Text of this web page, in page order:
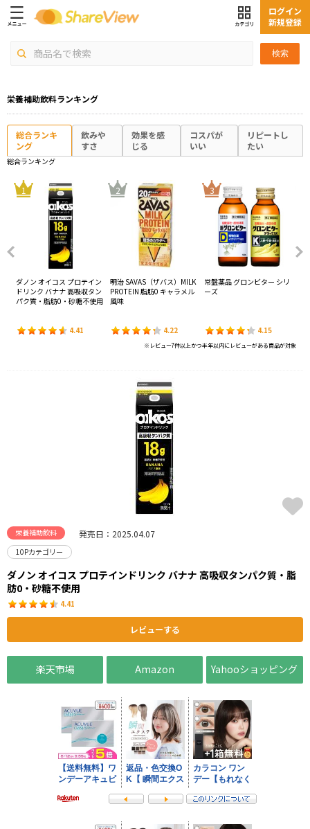
検索
ログイン
新規登録
栄養補助飲料ランキング
総合ランキ
ング
飲みや
すさ
効果を感
じる
コスパが
いい
リピートし
たい
総合ランキング
1
ダノン オイコス プロテイン
ドリンク バナナ 高吸収タン
パク質・脂肪0・砂糖不使用
4.41
2
明治 SAVAS（ザバス）MILK
PROTEIN 脂肪0 キャラメル
風味
4.22
3
常盤薬品 グロンビター シリ
ーズ
4.15
※レビュー7件以上かつ半年以内にレビューがある商品が対象
栄養補助飲料 発売日：2025.04.07
10Pカテゴリー
ダノン オイコス プロテインドリンク バナナ 高吸収タンパク質・脂
肪0・砂糖不使用
4.41
レビューする
楽天市場 Amazon Yahooショッピング